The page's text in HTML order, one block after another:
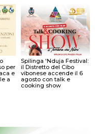
per
e
a
Spilinga ‘Nduja Festival:
il Distretto del Cibo
vibonese accende il 6
agosto con talk e
cooking show